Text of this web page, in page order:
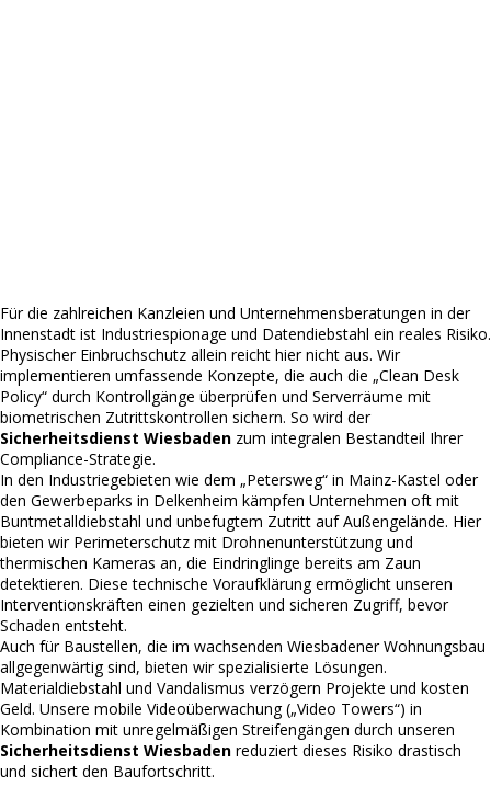
Für die zahlreichen Kanzleien und Unternehmensberatungen in der
Innenstadt ist Industriespionage und Datendiebstahl ein reales Risiko.
Physischer Einbruchschutz allein reicht hier nicht aus. Wir
implementieren umfassende Konzepte, die auch die „Clean Desk
Policy“ durch Kontrollgänge überprüfen und Serverräume mit
biometrischen Zutrittskontrollen sichern. So wird der
Sicherheitsdienst Wiesbaden zum integralen Bestandteil Ihrer
Compliance-Strategie.
In den Industriegebieten wie dem „Petersweg“ in Mainz-Kastel oder
den Gewerbeparks in Delkenheim kämpfen Unternehmen oft mit
Buntmetalldiebstahl und unbefugtem Zutritt auf Außengelände. Hier
bieten wir Perimeterschutz mit Drohnenunterstützung und
thermischen Kameras an, die Eindringlinge bereits am Zaun
detektieren. Diese technische Voraufklärung ermöglicht unseren
Interventionskräften einen gezielten und sicheren Zugriff, bevor
Schaden entsteht.
Auch für Baustellen, die im wachsenden Wiesbadener Wohnungsbau
allgegenwärtig sind, bieten wir spezialisierte Lösungen.
Materialdiebstahl und Vandalismus verzögern Projekte und kosten
Geld. Unsere mobile Videoüberwachung („Video Towers“) in
Kombination mit unregelmäßigen Streifengängen durch unseren
Sicherheitsdienst Wiesbaden reduziert dieses Risiko drastisch
und sichert den Baufortschritt.